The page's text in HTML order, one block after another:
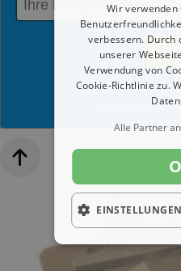
Du kannst jederzeit
Wir verwenden
verbessern. Durch
unserer
Verwendung von
Cookie-Richtlinie zu.
Alle Partner